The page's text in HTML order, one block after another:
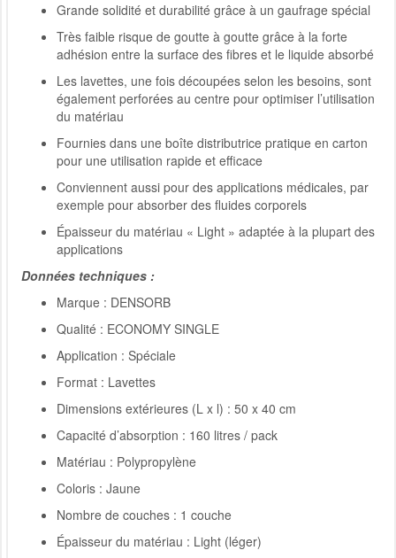
Grande solidité et durabilité grâce à un gaufrage spécial
Très faible risque de goutte à goutte grâce à la forte
adhésion entre la surface des fibres et le liquide absorbé
Les lavettes, une fois découpées selon les besoins, sont
également perforées au centre pour optimiser l’utilisation
du matériau
Fournies dans une boîte distributrice pratique en carton
pour une utilisation rapide et efficace
Conviennent aussi pour des applications médicales, par
exemple pour absorber des fluides corporels
Épaisseur du matériau « Light » adaptée à la plupart des
applications
Données techniques :
Marque : DENSORB
Qualité : ECONOMY SINGLE
Application : Spéciale
Format : Lavettes
Dimensions extérieures (L x l) : 50 x 40 cm
Capacité d’absorption : 160 litres / pack
Matériau : Polypropylène
Coloris : Jaune
Nombre de couches : 1 couche
Épaisseur du matériau : Light (léger)